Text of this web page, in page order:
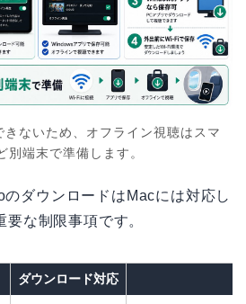
ないため、オフライン視聴はスマ
端末で準備します。
ダウンロードはMacには対応し
な制限事項です。
ダウンロード対応